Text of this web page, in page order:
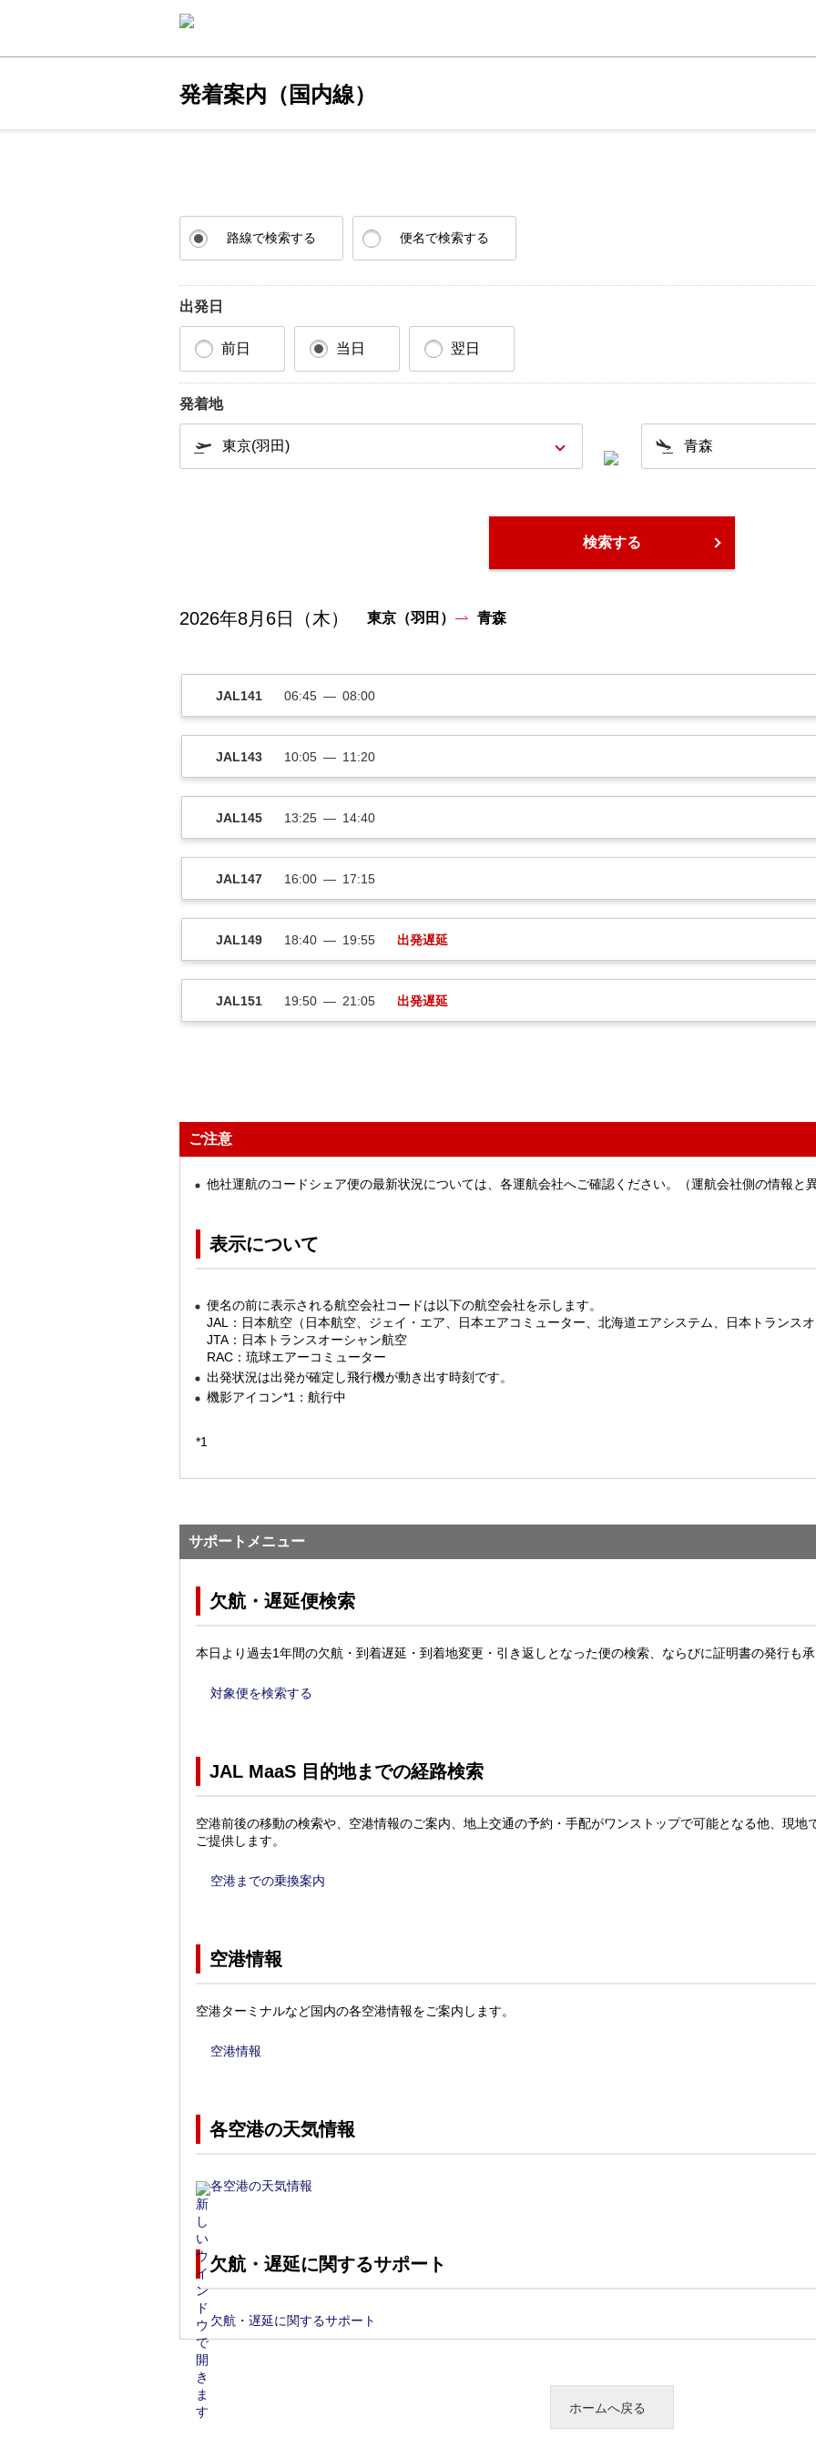
発着案内（国内線）
路線で検索する 便名で検索する
出発日
前日 当日 翌日
発着地
検索する
2026年8月6日（木） 東京（羽田） 青森
JAL141 06:45 08:00
JAL143 10:05 11:20
JAL145 13:25 14:40
JAL147 16:00 17:15
JAL149 18:40 19:55 出発遅延
JAL151 19:50 21:05 出発遅延
ご注意
他社運航のコードシェア便の最新状況については、各運航会社へご確認ください。（運航会社側の情報と
表示について
便名の前に表示される航空会社コードは以下の航空会社を示します。
JAL：日本航空（日本航空、ジェイ・エア、日本エアコミューター、北海道エアシステム、日本トランスオ
JTA：日本トランスオーシャン航空
RAC：琉球エアーコミューター
出発状況は出発が確定し飛行機が動き出す時刻です。
機影アイコン*1：航行中
*1
サポートメニュー
欠航・遅延便検索
本日より過去1年間の欠航・到着遅延・到着地変更・引き返しとなった便の検索、ならびに証明書の発行も承
対象便を検索する
JAL MaaS 目的地までの経路検索
空港前後の移動の検索や、空港情報のご案内、地上交通の予約・手配がワンストップで可能となる他、現地
ご提供します。
空港までの乗換案内
空港情報
空港ターミナルなど国内の各空港情報をご案内します。
空港情報
各空港の天気情報
各空港の天気情報
欠航・遅延に関するサポート
欠航・遅延に関するサポート
ホームへ戻る